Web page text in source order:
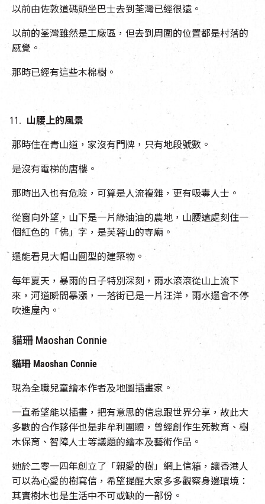
以前由佐敦道碼頭坐巴士去到荃灣已經很遠。
以前的荃灣雖然是工廠區，但去到周圍的位置都是村落的
感覺。
那時已經有這些木棉樹。
山腰上的風景
那時住在青山道，家沒有門牌，只有地段號數。
是沒有電梯的唐樓。
那時出入也有危險，可算是人流複雜，更有吸毒人士。
從窗向外望，山下是一片綠油油的農地，山腰遠處刻住一
個紅色的「佛」字，是芙蓉山的寺廟。
還能看見大帽山圓型的建築物。
每年夏天，暴雨的日子特別深刻，雨水滾滾從山上流下
來，河道瞬間暴漲，一落街已是一片汪洋，雨水還會不停
吹進屋內。
貓珊 Maoshan Connie
貓珊 Maoshan Connie
現為全職兒童繪本作者及地圖插畫家。
一直希望能以插畫，把有意思的信息跟世界分享，故此大
多數的合作夥伴也是非牟利團體，曾經創作生死教育、樹
木保育、智障人士等議題的繪本及藝術作品。
她於二零一四年創立了「親愛的樹」網上信箱，讓香港人
可以為心愛的樹寫信，希望提醒大家多多觀察身邊環境：
其實樹木也是生活中不可或缺的一部份。